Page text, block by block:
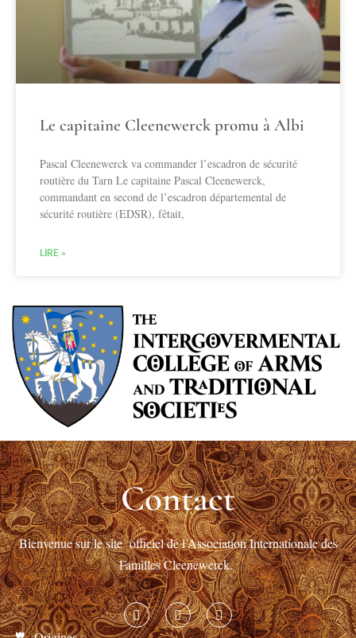
Le capitaine Cleenewerck promu à Albi
Pascal Cleenewerck va commander l’escadron de sécurité
routière du Tarn Le capitaine Pascal Cleenewerck,
commandant en second de l’escadron départemental de
sécurité routière (EDSR), fêtait,
LIRE »
Contact
Bienvenue sur le site officiel de l’Association Internationale des
Familles Cleenewerck.